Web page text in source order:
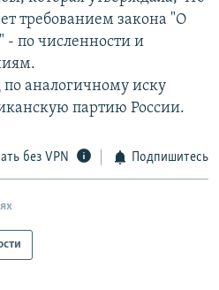
требованием закона "О
- по численности и
аналогичному иску
партию России.
без VPN Подпишитесь